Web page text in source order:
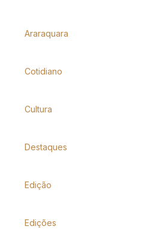
Araraquara
Cotidiano
Cultura
Destaques
Edição
Edições